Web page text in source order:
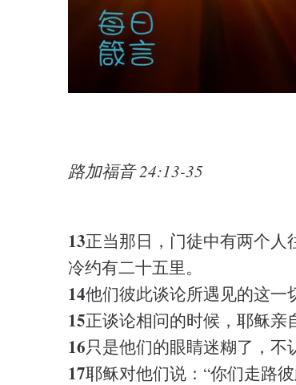
路加福音 24:13-35
13正当那日，门徒中有两个
冷约有二十五里。
14他们彼此谈论所遇见的这一
15正谈论相问的时候，耶稣亲
16只是他们的眼睛迷糊了，不
17耶稣对他们说：“你们走路